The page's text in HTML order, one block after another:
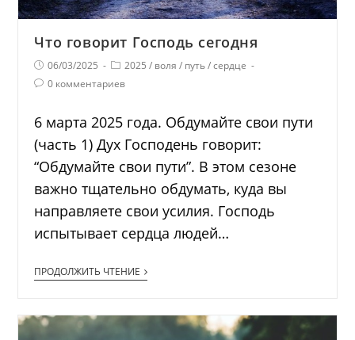
Что говорит Господь сегодня
06/03/2025 2025 / воля / путь / сердце
0 комментариев
6 марта 2025 года. Обдумайте свои пути
(часть 1) Дух Господень говорит:
“Обдумайте свои пути”. В этом сезоне
важно тщательно обдумать, куда вы
направляете свои усилия. Господь
испытывает сердца людей…
ПРОДОЛЖИТЬ ЧТЕНИЕ